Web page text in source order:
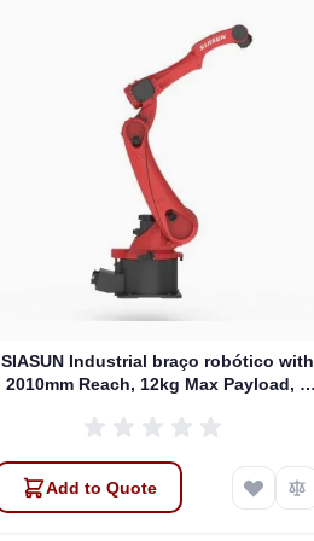
SIASUN Industrial braço robótico with
2010mm Reach, 12kg Max Payload, 6
Add to Quote